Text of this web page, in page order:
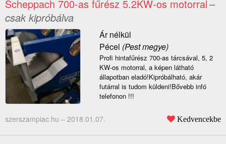
Scheppach 700-as fűrész 5.2KW-os motorral–
csak kipróbálva
Ár nélkül
Pécel (Pest megye)
Profi hintafűrész 700-as tárcsával, 5, 2
KW-os motorral, a képen látható
állapotban eladó!Kipróbálható, akár
futárral is tudom küldeni!Bővebb infó
telefonon !!!
szerszampiac.hu – 2018.01.07. Kedvencekbe